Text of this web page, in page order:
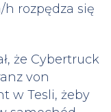
h rozpędza się
że Cybertruck
von
w Tesli, żeby